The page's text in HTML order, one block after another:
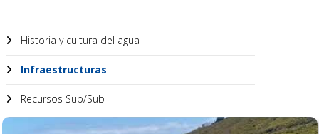
Historia y cultura del agua
Infraestructuras
Recursos Sup/Sub